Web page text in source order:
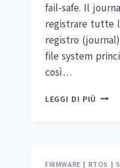
fail-safe. Il
registrare tutte
registro
file system
così…
LEGGI DI PIÙ EMFILE
FIRMWARE | RTOS |